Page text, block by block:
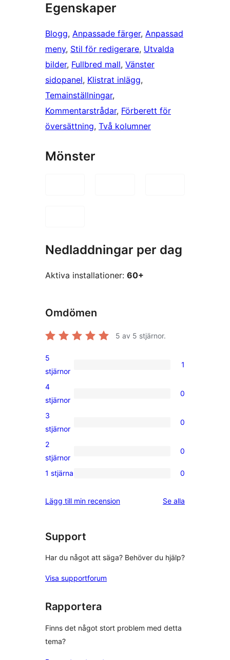
Egenskaper
Blogg, Anpassade färger, Anpassad
meny, Stil för redigerare, Utvalda
bilder, Fullbred mall, Vänster
sidopanel, Klistrat inlägg
Temainställningar
Kommentarstrådar, Förberett för
översättning, Två kolumner
Mönster
Nedladdningar per dag
Aktiva installationer: 60+
Omdömen
5 av 5 stjärnor.
1
5-
stjärnig
5
stjärnor
1
0
4-
stjärniga
4
stjärnor
0
0
3-
stjärniga
3
stjärnor
0
0
2-
recensioner
2
stjärnor
0
0
stjärniga
1 stjärna 0
Lägg till min recension Se alla
Support
Har du något att säga? Behöver du hjälp?
Visa supportforum
Rapportera
Finns det något stort problem med detta
tema?